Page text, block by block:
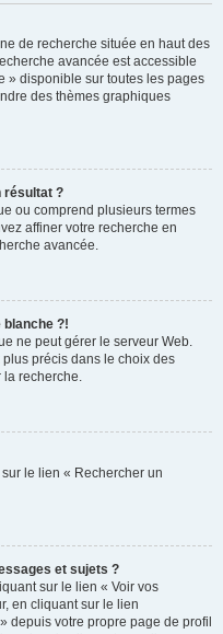
de recherche située en haut des
avancée est accessible
» disponible sur toutes les pages
des thèmes graphiques
résultat ?
ou comprend plusieurs termes
affiner votre recherche en
avancée.
blanche ?!
ne peut gérer le serveur Web.
précis dans le choix des
la recherche.
le lien « Rechercher un
et sujets ?
sur le lien « Voir vos
en cliquant sur le lien
depuis votre propre page de profil